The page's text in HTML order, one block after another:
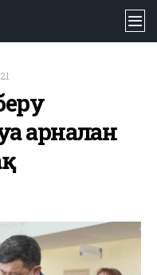
арналған